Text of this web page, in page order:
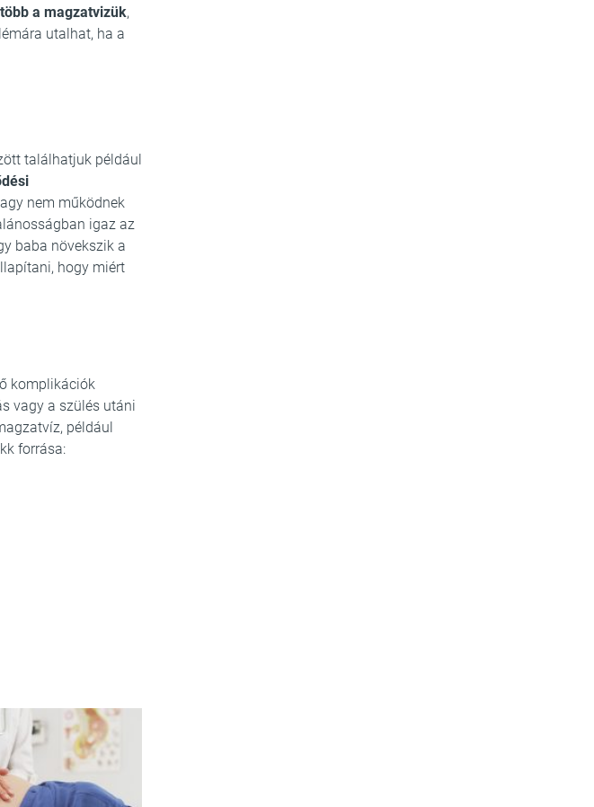
a magzatvizük,
utalhat, ha a
találhatjuk például
nem működnek
igaz az
baba növekszik a
hogy miért
komplikációk
vagy a szülés utáni
például
forrása: